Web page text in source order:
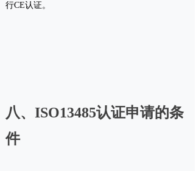
行CE认证。
八、ISO13485认证申请的条
件